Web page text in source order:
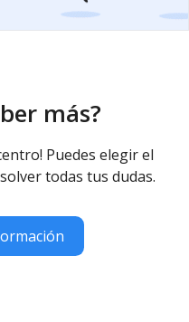
más?
Puedes elegir el
todas tus dudas.